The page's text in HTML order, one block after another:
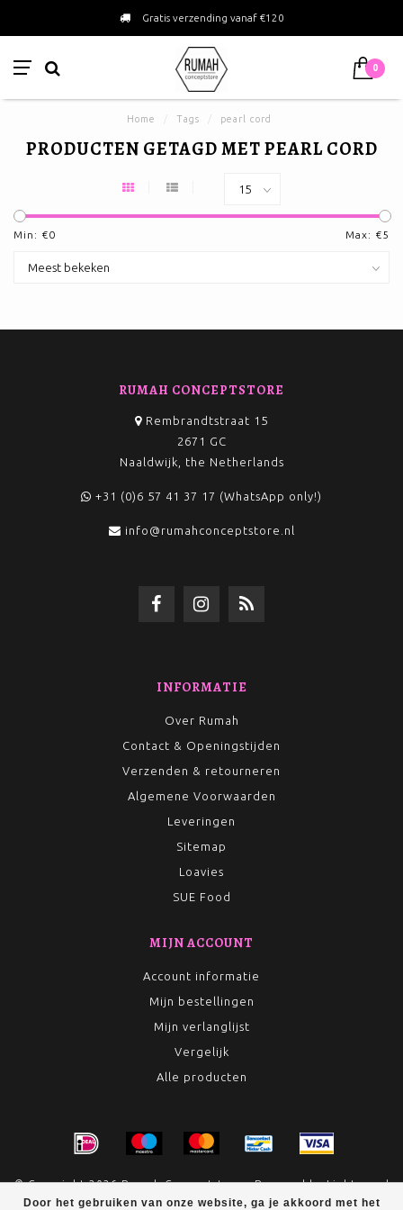
Gratis verzending vanaf €120
0
Home Tags pearl cord
PRODUCTEN GETAGD MET PEARL CORD
Min: €0 Max: €5
Door het gebruiken van onze website, ga je akkoord met het
RUMAH CONCEPTSTORE
Rembrandtstraat 15
2671 GC
Naaldwijk, the Netherlands
+31 (0)6 57 41 37 17 (WhatsApp only!)
info@rumahconceptstore.nl
INFORMATIE
Over Rumah
Contact & Openingstijden
Verzenden & retourneren
Algemene Voorwaarden
Leveringen
Sitemap
Loavies
SUE Food
MIJN ACCOUNT
Account informatie
Mijn bestellingen
Mijn verlanglijst
Vergelijk
Alle producten
© Copyright 2026 Rumah Conceptstore - Powered byLightspeed
- Theme by Dyvelopment